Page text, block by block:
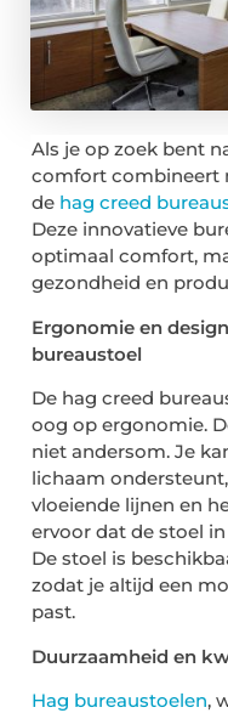
Als je op zoek bent
comfort combineert
de hag creed
Deze innovatieve
optimaal comfort,
gezondheid en
Ergonomie en
bureaustoel
De hag creed
oog op ergonomie.
niet andersom. Je
lichaam
vloeiende lijnen en
ervoor dat de stoel
De stoel is
zodat je altijd een
past.
Duurzaamheid en
Hag bureaustoelen,